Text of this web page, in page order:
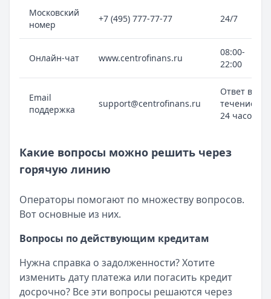
Московский
номер
+7 (495) 777-77-77 24/7
Онлайн-чат www.centrofinans.ru
08:00-
22:00
Email
поддержка
support@centrofinans.ru
Ответ в
течение
24 часов
Какие вопросы можно решить через
горячую линию
Операторы помогают по множеству вопросов.
Вот основные из них.
Вопросы по действующим кредитам
Нужна справка о задолженности? Хотите
изменить дату платежа или погасить кредит
досрочно? Все эти вопросы решаются через